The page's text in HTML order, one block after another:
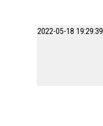
2022-05-18 19:29:39